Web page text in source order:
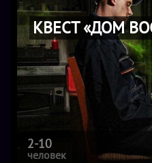
КВЕСТ «ДОМ
2-10
человек